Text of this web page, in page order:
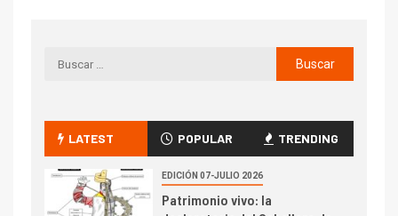
LATEST POPULAR TRENDING
EDICIÓN 07-JULIO 2026
Patrimonio vivo: la